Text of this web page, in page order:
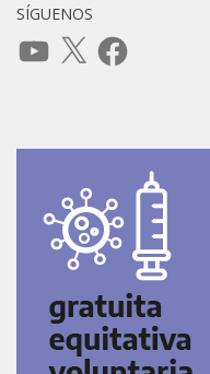
SÍGUENOS
YouTube
X Facebook